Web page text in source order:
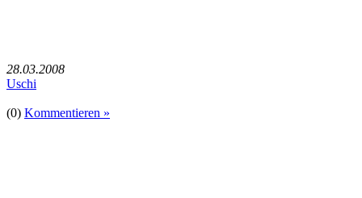
28.03.2008
Uschi
(0) Kommentieren »